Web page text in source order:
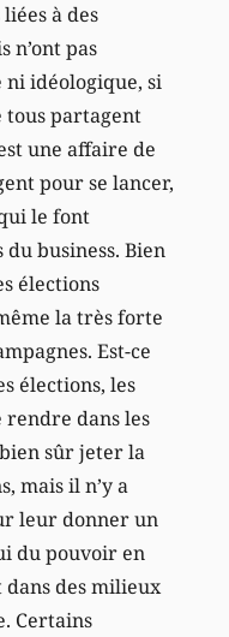
à des
n’ont pas
idéologique, si
tous partagent
une affaire de
pour se lancer,
le font
business. Bien
élections
la très forte
Est-ce
élections, les
rendre dans les
sûr jeter la
mais il n’y a
leur donner un
du pouvoir en
des milieux
Certains